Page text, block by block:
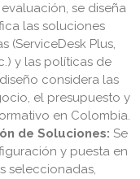
se diseña
las soluciones
(ServiceDesk Plus,
y las políticas de
considera las
el presupuesto y
en Colombia.
de Soluciones: Se
y puesta en
seleccionadas,